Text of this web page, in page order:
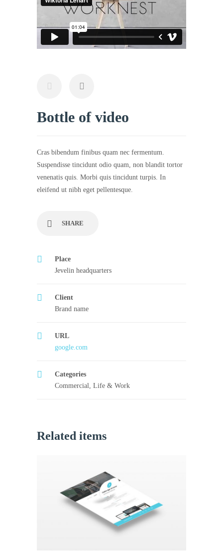
Bottle of video
Cras bibendum finibus quam nec fermentum.
Suspendisse tincidunt odio quam, non blandit tortor
venenatis quis. Morbi quis tincidunt turpis. In
eleifend ut nibh eget pellentesque.
SHARE
Place
Jevelin headquarters
Client
Brand name
URL
google.com
Categories
Commercial
Life & Work
Related items